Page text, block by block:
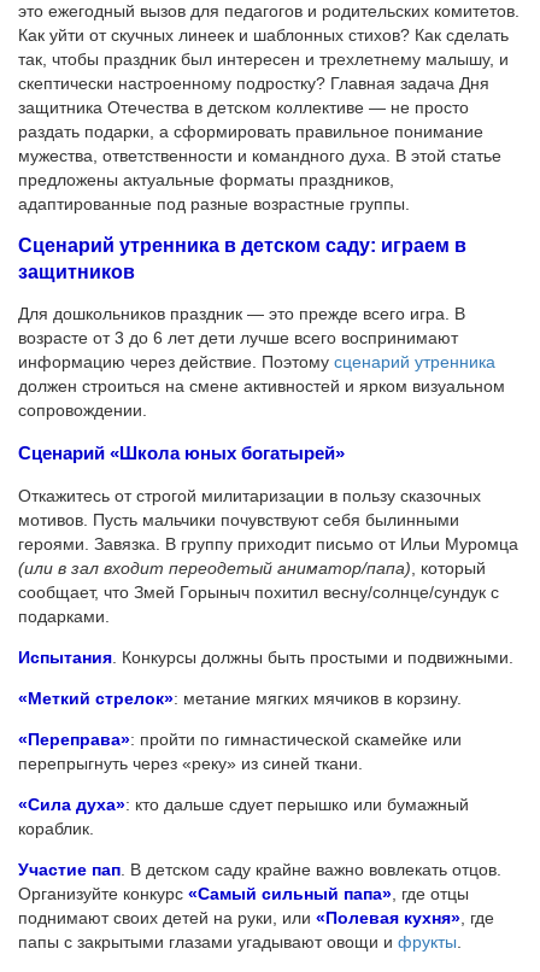
это ежегодный вызов для педагогов и родительских комитетов.
Как уйти от скучных линеек и шаблонных стихов? Как сделать
так, чтобы праздник был интересен и трехлетнему малышу, и
скептически настроенному подростку? Главная задача Дня
защитника Отечества в детском коллективе — не просто
раздать подарки, а сформировать правильное понимание
мужества, ответственности и командного духа. В этой статье
предложены актуальные форматы праздников,
адаптированные под разные возрастные группы.
Сценарий утренника в детском саду: играем в
защитников
Для дошкольников праздник — это прежде всего игра. В
возрасте от 3 до 6 лет дети лучше всего воспринимают
информацию через действие. Поэтому сценарий утренника
должен строиться на смене активностей и ярком визуальном
сопровождении.
Сценарий «Школа юных богатырей»
Откажитесь от строгой милитаризации в пользу сказочных
мотивов. Пусть мальчики почувствуют себя былинными
героями. Завязка. В группу приходит письмо от Ильи Муромца
(или в зал входит переодетый аниматор/папа), который
сообщает, что Змей Горыныч похитил весну/солнце/сундук с
подарками.
Испытания. Конкурсы должны быть простыми и подвижными.
«Меткий стрелок»: метание мягких мячиков в корзину.
«Переправа»: пройти по гимнастической скамейке или
перепрыгнуть через «реку» из синей ткани.
«Сила духа»: кто дальше сдует перышко или бумажный
кораблик.
Участие пап. В детском саду крайне важно вовлекать отцов.
Организуйте конкурс «Самый сильный папа», где отцы
поднимают своих детей на руки, или «Полевая кухня», где
папы с закрытыми глазами угадывают овощи и фрукты.